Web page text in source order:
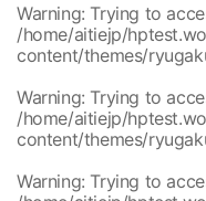
/home/aitiejp/
content/themes/
/home/aitiejp/
content/themes/
/home/aitiejp/
content/themes/
/home/aitiejp/
content/themes/
/home/aitiejp/
content/themes/
Warning: Trying to
/home/aitiejp/
content/themes/
Warning: Trying to
/home/aitiejp/
content/themes/
Warning: Trying to